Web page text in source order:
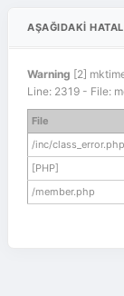
AŞAĞIDAKI
Warning [2]
Line: 2319 - File:
File
/inc/class_error.php
[PHP]
/member.php